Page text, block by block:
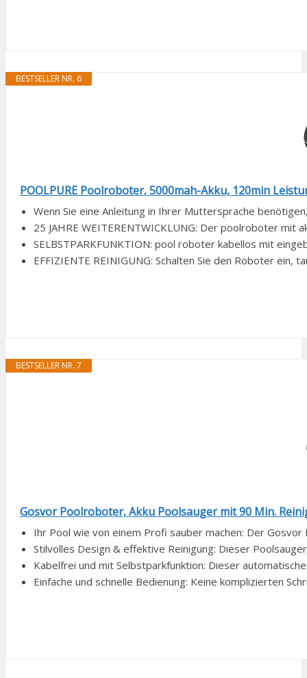
BESTSELLER NR. 6
POOLPURE Poolroboter, 5000mah-Akku, 120min
Wenn Sie eine Anleitung in Ihrer Muttersprache
25 JAHRE WEITERENTWICKLUNG: Der poolroboter
SELBSTPARKFUNKTION: pool roboter kabellos mit
EFFIZIENTE REINIGUNG: Schalten Sie den Roboter ein,
BESTSELLER NR. 7
Gosvor Poolroboter, Akku Poolsauger mit 90 Min.
Ihr Pool wie von einem Profi sauber machen: Der
Stilvolles Design & effektive Reinigung: Dieser
Kabelfrei und mit Selbstparkfunktion: Dieser
Einfache und schnelle Bedienung: Keine komplizierten